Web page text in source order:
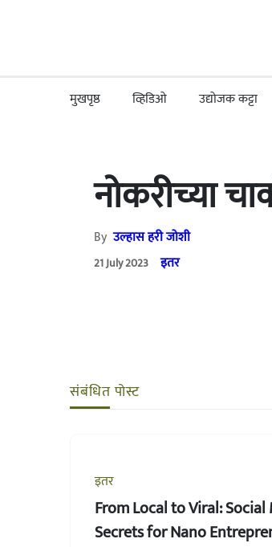
मुखपृष्ठ व्हिडिओ उद्योजक कट्टा
नोकरीच्या
Byउल्हास हरी जोशी
21 July 2023 इतर
संबंधित पोस्ट
इतर
From Local to Viral:
Secrets for Nano